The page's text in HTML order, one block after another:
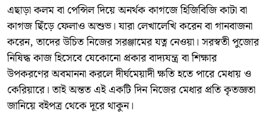
এছাড়া কলম বা পেন্সিল দিয়ে অনর্থক কাগজে হিজিবিজি কাটা বা
কাগজ ছিঁড়ে ফেলাও অশুভ। যারা লেখালেখি করেন বা গানবাজনা
করেন, তাদের উচিত নিজের সরঞ্জামের যত্ন নেওয়া। সরস্বতী পুজোর
নিষিদ্ধ কাজ হিসেবে যেকোনো প্রকার বাদ্যযন্ত্র বা শিক্ষার
উপকরণের অবমাননা করলে দীর্ঘমেয়াদী ক্ষতি হতে পারে মেধায় ও
কেরিয়ারে। তাই অন্তত এই একটি দিন নিজের মেধার প্রতি কৃতজ্ঞতা
জানিয়ে বইপত্র থেকে দূরে থাকুন।